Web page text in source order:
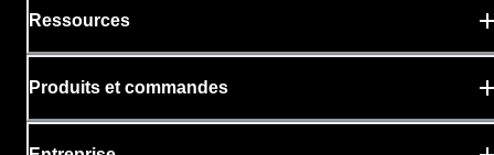
Ressources
Produits et commandes